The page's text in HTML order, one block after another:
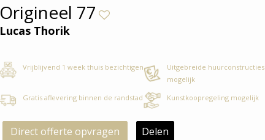
Origineel 77
Lucas Thorik
Vrijblijvend 1 week thuis bezichtigen
Uitgebreide huurconstructies
mogelijk
Gratis aflevering binnen de randstad
Kunstkoopregeling mogelijk
Direct offerte opvragen Delen